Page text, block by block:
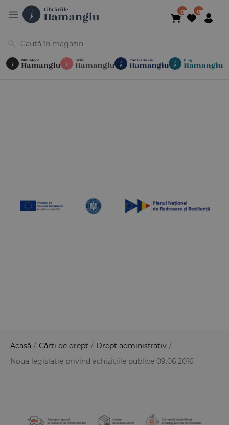
Acasă / Cărți de drept / Drept administrativ /
Noua legislatie privind achizitiile publice 09.06.2016